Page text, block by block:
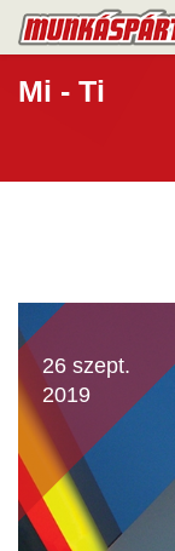
Mi - Ti
26 szept.
2019